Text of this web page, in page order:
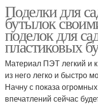
Поделки для
бутылок
поделок для
пластиковых
Материал ПЭТ легкий и
из него легко и быстро
Начну с показа
впечатлений сейчас